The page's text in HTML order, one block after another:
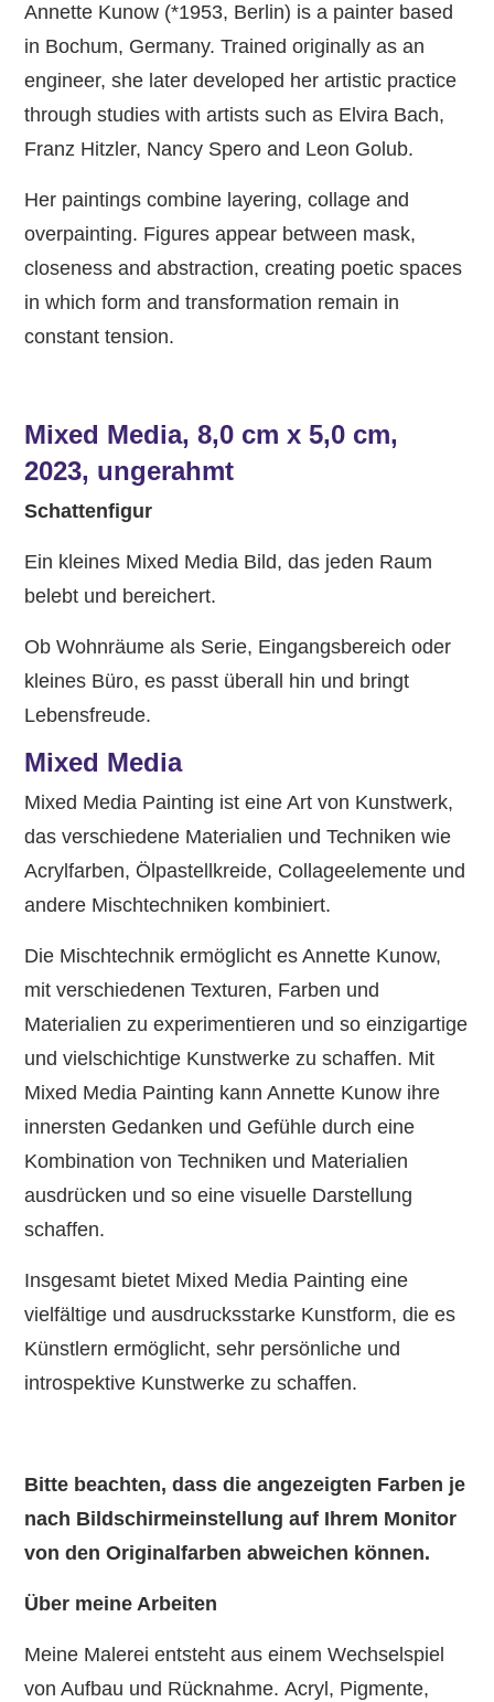
Annette Kunow (*1953, Berlin) is a painter based
in Bochum, Germany. Trained originally as an
engineer, she later developed her artistic practice
through studies with artists such as Elvira Bach,
Franz Hitzler, Nancy Spero and Leon Golub.
Her paintings combine layering, collage and
overpainting. Figures appear between mask,
closeness and abstraction, creating poetic spaces
in which form and transformation remain in
constant tension.
Mixed Media, 8,0 cm x 5,0 cm,
2023, ungerahmt
Schattenfigur
Ein kleines Mixed Media Bild, das jeden Raum
belebt und bereichert.
Ob Wohnräume als Serie, Eingangsbereich oder
kleines Büro, es passt überall hin und bringt
Lebensfreude.
Mixed Media
Mixed Media Painting ist eine Art von Kunstwerk,
das verschiedene Materialien und Techniken wie
Acrylfarben, Ölpastellkreide, Collageelemente und
andere Mischtechniken kombiniert.
Die Mischtechnik ermöglicht es Annette Kunow,
mit verschiedenen Texturen, Farben und
Materialien zu experimentieren und so einzigartige
und vielschichtige Kunstwerke zu schaffen. Mit
Mixed Media Painting kann Annette Kunow ihre
innersten Gedanken und Gefühle durch eine
Kombination von Techniken und Materialien
ausdrücken und so eine visuelle Darstellung
schaffen.
Insgesamt bietet Mixed Media Painting eine
vielfältige und ausdrucksstarke Kunstform, die es
Künstlern ermöglicht, sehr persönliche und
introspektive Kunstwerke zu schaffen.
Bitte beachten, dass die angezeigten Farben je
nach Bildschirmeinstellung auf Ihrem Monitor
von den Originalfarben abweichen können.
Über meine Arbeiten
Meine Malerei entsteht aus einem Wechselspiel
von Aufbau und Rücknahme. Acryl, Pigmente,